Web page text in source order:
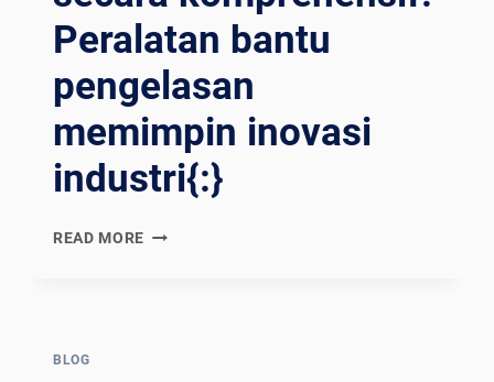
Peralatan bantu
pengelasan
memimpin inovasi
industri{:}
READ MORE {:EN}COMPREHENSIVELY
BLOG